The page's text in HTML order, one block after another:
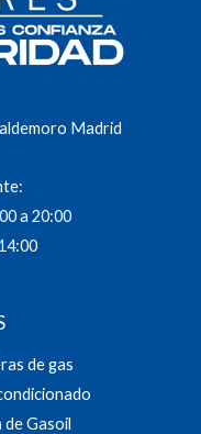
Madrid
a 20:00
de gas
Gasoil